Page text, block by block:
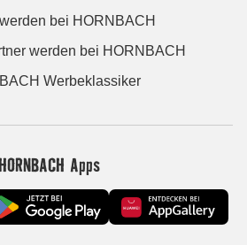
bei HORNBACH
werden bei HORNBACH
Werbeklassiker
Apps